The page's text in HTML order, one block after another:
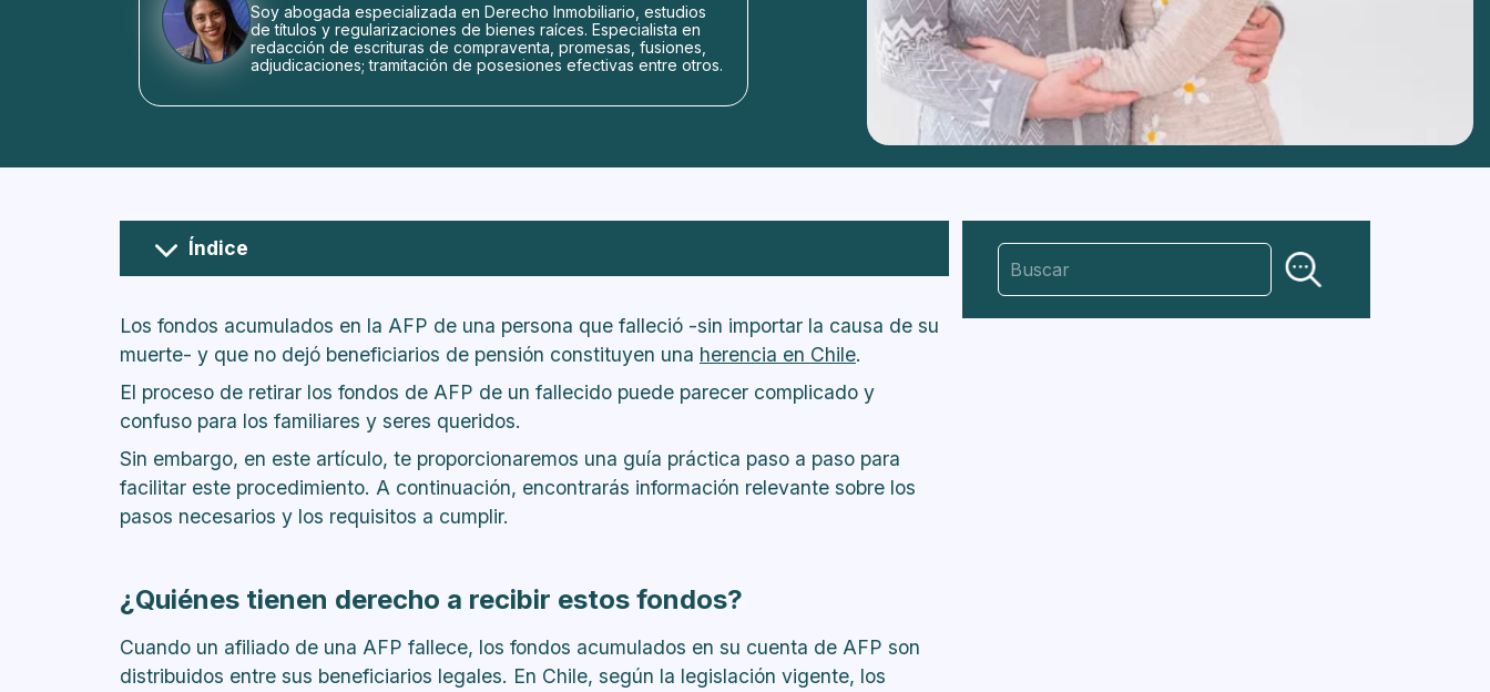
Soy abogada especializada en Derecho Inmobiliario, estudios
de títulos y regularizaciones de bienes raíces. Especialista en
redacción de escrituras de compraventa, promesas, fusiones,
adjudicaciones; tramitación de posesiones efectivas entre otros.
Índice
¿Quiénes tienen derecho a recibir estos fondos?
¿Cuál es el monto de este beneficio?
¿Cómo se debe proceder?
Paso a paso para hacer la solicitud
¿Cómo se efectúa el pago?
¿La AFP puede emitir un cheque?
Conclusión
Los fondos acumulados en la AFP de una persona que falleció -sin importar la causa de su
muerte- y que no dejó beneficiarios de pensión constituyen una herencia en Chile.
El proceso de retirar los fondos de AFP de un fallecido puede parecer complicado y
confuso para los familiares y seres queridos.
Sin embargo, en este artículo, te proporcionaremos una guía práctica paso a paso para
facilitar este procedimiento. A continuación, encontrarás información relevante sobre los
pasos necesarios y los requisitos a cumplir.
¿Quiénes tienen derecho a recibir estos fondos?
Cuando un afiliado de una AFP fallece, los fondos acumulados en su cuenta de AFP son
distribuidos entre sus beneficiarios legales. En Chile, según la legislación vigente, los